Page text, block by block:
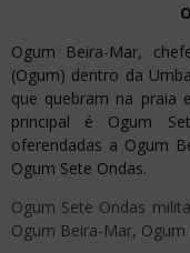
Ogum Beira-Mar,
(Ogum) dentro da
que quebram na praia
principal é Ogum
oferendadas a Ogum
Ogum Sete Ondas.
Ogum Sete Ondas
Ogum Beira-Mar,